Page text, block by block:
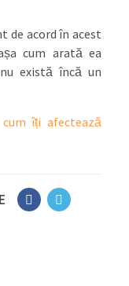
de acord în acest
cum arată ea
există încă un
îți afectează